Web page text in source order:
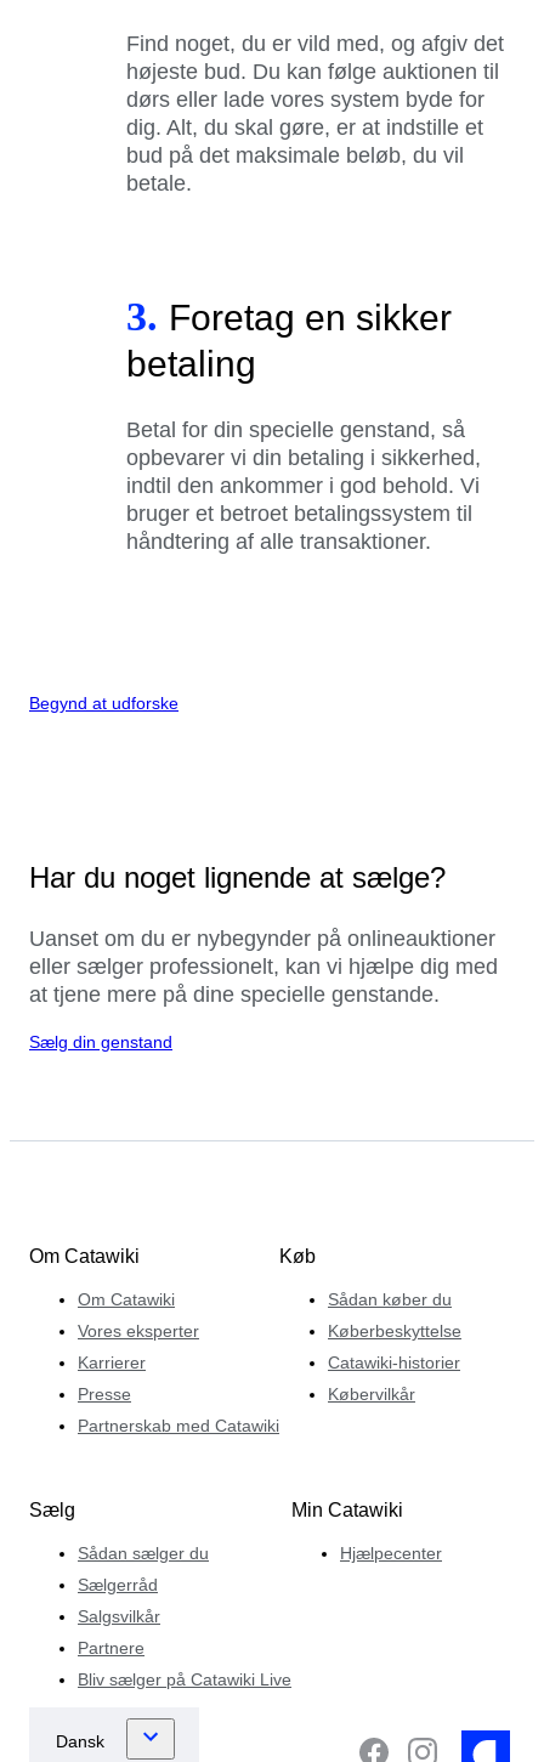
Find noget, du er vild med, og afgiv det
højeste bud. Du kan følge auktionen til
dørs eller lade vores system byde for
dig. Alt, du skal gøre, er at indstille et
bud på det maksimale beløb, du vil
betale.
3. Foretag en sikker
betaling
Betal for din specielle genstand, så
opbevarer vi din betaling i sikkerhed,
indtil den ankommer i god behold. Vi
bruger et betroet betalingssystem til
håndtering af alle transaktioner.
Begynd at udforske
Har du noget lignende at sælge?
Uanset om du er nybegynder på onlineauktioner
eller sælger professionelt, kan vi hjælpe dig med
at tjene mere på dine specielle genstande.
Sælg din genstand
Om Catawiki
Om Catawiki
Vores eksperter
Karrierer
Presse
Partnerskab med Catawiki
Køb
Sådan køber du
Køberbeskyttelse
Catawiki-historier
Købervilkår
Sælg
Sådan sælger du
Sælgerråd
Salgsvilkår
Partnere
Bliv sælger på Catawiki Live
Min Catawiki
Hjælpecenter